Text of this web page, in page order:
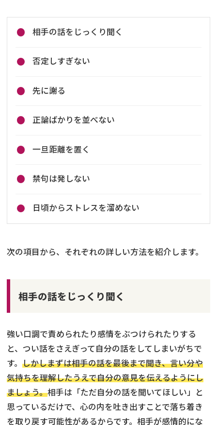
相手の話をじっくり聞く
否定しすぎない
先に謝る
正論ばかりを並べない
一旦距離を置く
禁句は発しない
日頃からストレスを溜めない
次の項目から、それぞれの詳しい方法を紹介します。
相手の話をじっくり聞く
強い口調で責められたり感情をぶつけられたりする
と、つい話をさえぎって自分の話をしてしまいがちで
す。 しかしまずは相手の話を最後まで聞き、言い分や
気持ちを理解したうえで自分の意見を伝えるようにし
ましょう。相手は「ただ自分の話を聞いてほしい」と
思っているだけで、心の内を吐き出すことで落ち着き
を取り戻す可能性があるからです。相手が感情的にな